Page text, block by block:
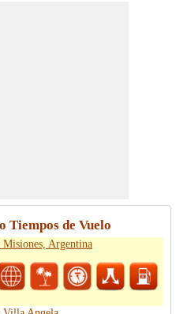
Tiempos de Vuelo
Argentina